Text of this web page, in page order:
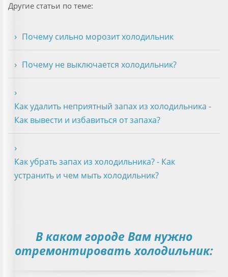
Другие статьи по теме:
Почему сильно морозит холодильник
Почему не выключается холодильник?
Как удалить неприятный запах из холодильника -
Как вывести и избавиться от запаха?
Как убрать запах из холодильника? - Как
устранить и чем мыть холодильник?
В каком городе Вам нужно
отремонтировать холодильник: